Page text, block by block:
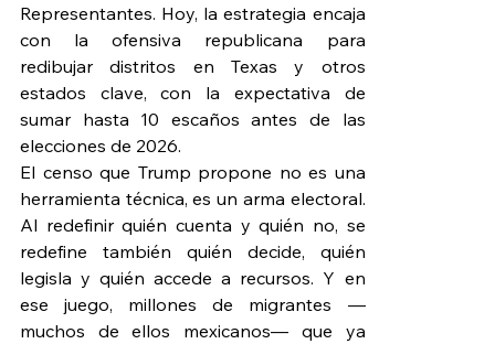
Representantes. Hoy, la estrategia encaja
con la ofensiva republicana para
redibujar distritos en Texas y otros
estados clave, con la expectativa de
sumar hasta 10 escaños antes de las
elecciones de 2026.
El censo que Trump propone no es una
herramienta técnica, es un arma electoral.
Al redefinir quién cuenta y quién no, se
redefine también quién decide, quién
legisla y quién accede a recursos. Y en
ese juego, millones de migrantes —
muchos de ellos mexicanos— que ya